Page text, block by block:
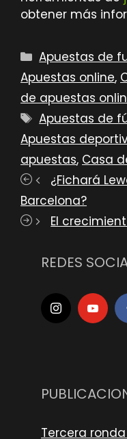
obtener más
Categorías
Apuestas de
Apuestas online,
de apuestas
Etiquetas
Apuestas de
Apuestas
apuestas, Casa
¿Fichará
Barcelona?
El
REDES
Tercera